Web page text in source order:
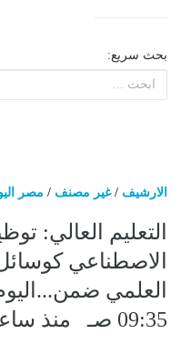
بحث سريع:
الارشيف /غير مصنف / مصر
التعليم العالي:
الاصطناعي
09:35 صـ منذ ساعة 10 دقائق